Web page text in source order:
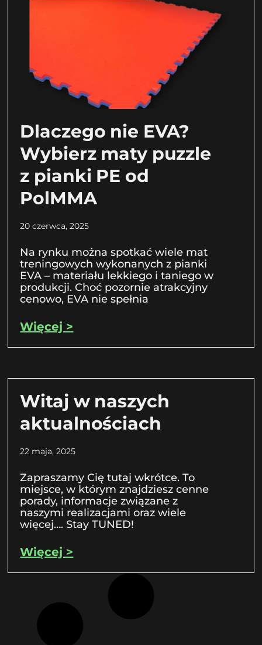
Dlaczego nie EVA?
Wybierz maty puzzle
z pianki PE od
PolMMA
20 czerwca, 2025
Na rynku można spotkać wiele mat
treningowych wykonanych z pianki
EVA – materiału lekkiego i taniego w
produkcji. Choć pozornie atrakcyjny
cenowo, EVA nie spełnia
Więcej >
Witaj w naszych
aktualnościach
22 maja, 2025
Zapraszamy Cię tutaj wkrótce. To
miejsce, w którym znajdziesz cenne
porady, informacje związane z
naszymi realizacjami oraz wiele
więcej…. Stay TUNED!
Więcej >